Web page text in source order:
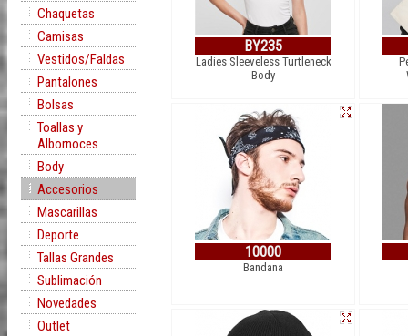
Chaquetas
Camisas
Vestidos/Faldas
Pantalones
Bolsas
Toallas y
Albornoces
Body
Accesorios
Mascarillas
Deporte
Tallas Grandes
Sublimación
Novedades
Outlet
BY235
Ladies Sleeveless Turtleneck
Body
10000
Bandana